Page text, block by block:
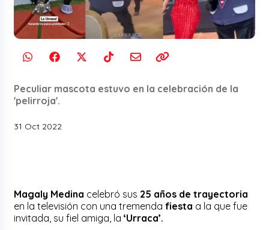
Peculiar mascota estuvo en la celebración de la
'pelirroja'.
31 Oct 2022
Magaly Medina celebró sus 25 años de trayectoria
en la televisión con una tremendafiesta a la que fue
invitada, su fiel amiga, la ‘Urraca’.